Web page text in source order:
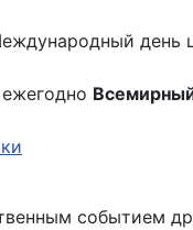
событием